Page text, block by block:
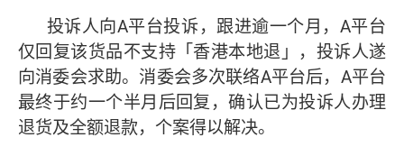
投诉人向A平台投诉，跟进逾一个月，A平台
仅回复该货品不支持「香港本地退」，投诉人遂
向消委会求助。消委会多次联络A平台后，A平台
最终于约一个半月后回复，确认已为投诉人办理
退货及全额退款，个案得以解决。